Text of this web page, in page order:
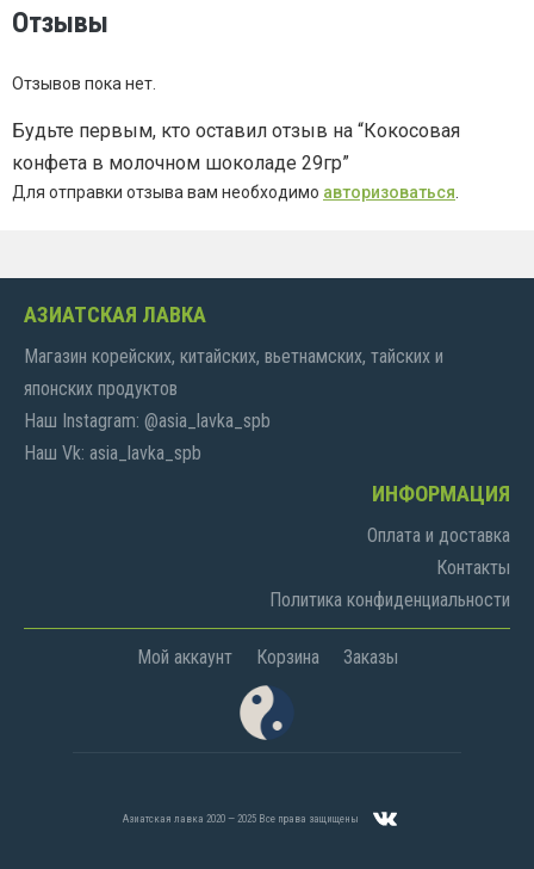
молочном
шоколаде
29гр
Отзывы
Отзывов пока нет.
Будьте первым, кто оставил отзыв на “Кокосовая
конфета в молочном шоколаде 29гр”
Для отправки отзыва вам необходимо авторизоваться
АЗИАТСКАЯ ЛАВКА
Магазин корейских, китайских, вьетнамских, тайских и
японских продуктов
Наш Instagram: @asia_lavka_spb
Наш Vk: asia_lavka_spb
ИНФОРМАЦИЯ
Оплата и доставка
Контакты
Политика конфиденциальности
Мой аккаунт Корзина Заказы
Азиатская лавка 2020 — 2025 Все права защищены